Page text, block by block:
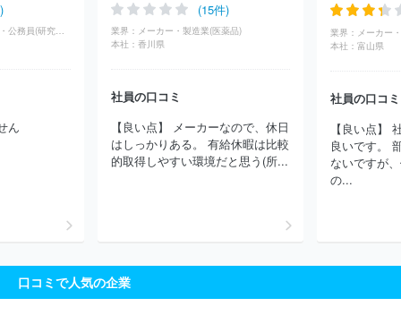
学校・官公庁・団体・公務員(研究機関)
ん
(15件)
業界： メーカー・製造業(医薬品)
本社： 香川県
社員の口コミ
【良い点】 メーカーなので、休日
はしっかりある。 有給休暇は比較
的取得しやすい環境だと思う(所...
業界： メーカー
本社： 富山県
社員の口コミ
【良い点】
良いです。
ないですが
の...
口コミで人気の企業